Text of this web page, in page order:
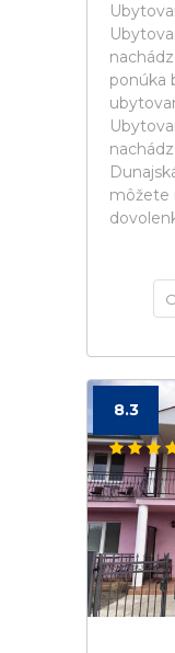
ponúka
môžete
8.3